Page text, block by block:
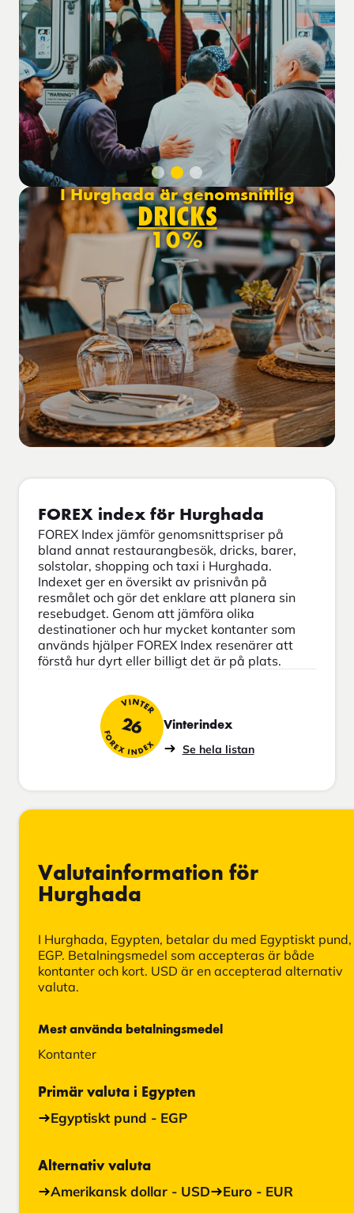
I Hurghada är genomsnittlig
DRICKS
10%
FOREX index för Hurghada
FOREX Index jämför genomsnittspriser på
bland annat restaurangbesök, dricks, barer,
solstolar, shopping och taxi i Hurghada.
Indexet ger en översikt av prisnivån på
resmålet och gör det enklare att planera sin
resebudget. Genom att jämföra olika
destinationer och hur mycket kontanter som
används hjälper FOREX Index resenärer att
förstå hur dyrt eller billigt det är på plats.
VINTER
26
FOREX INDEX
Vinterindex
Se hela listan
Valutainformation för
Hurghada
I Hurghada, Egypten, betalar du med Egyptiskt pund,
EGP. Betalningsmedel som accepteras är både
kontanter och kort. USD är en accepterad alternativ
valuta.
Mest använda betalningsmedel
Kontanter
Primär valuta i Egypten
Egyptiskt pund - EGP
Alternativ valuta
Amerikansk dollar - USD Euro - EUR